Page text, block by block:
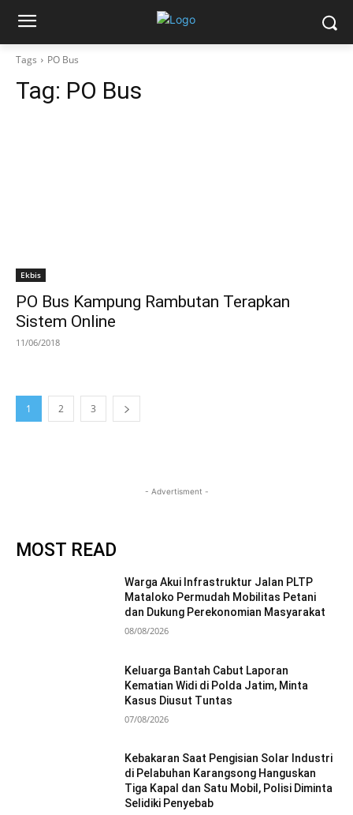
Tags PO Bus
Tag: PO Bus
Ekbis
PO Bus Kampung Rambutan Terapkan
Sistem Online
11/06/2018
1 2 3
- Advertisment -
MOST READ
Warga Akui Infrastruktur Jalan PLTP
Mataloko Permudah Mobilitas Petani
dan Dukung Perekonomian Masyarakat
08/08/2026
Keluarga Bantah Cabut Laporan
Kematian Widi di Polda Jatim, Minta
Kasus Diusut Tuntas
07/08/2026
Kebakaran Saat Pengisian Solar Industri
di Pelabuhan Karangsong Hanguskan
Tiga Kapal dan Satu Mobil, Polisi Diminta
Selidiki Penyebab